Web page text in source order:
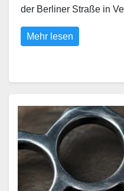
der Berliner Straße in
Mehr lesen